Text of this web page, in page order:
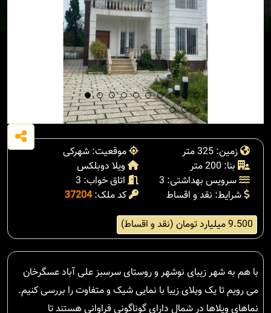
زمین: 325 متر
موقعیت: شهرکی
بنا: 200 متر
ویلا دوبلکس
سرویس بهداشتی: 3
اتاق خواب: 3
شرایط: نقد و اقساط
کد ملک:37204
9.500 میلیارد تومان (نقد و اقساط)
با هم به شهر زیبای نوشهر و روستای سرسبز علی آباد عسگرخان
می رویم تا یک ویلای زیبا با نمایی شیک و متفاوت را بررسی کنیم.
نماهای ویلاها در شمال دارای گوناگونی فراوانی هستند تا